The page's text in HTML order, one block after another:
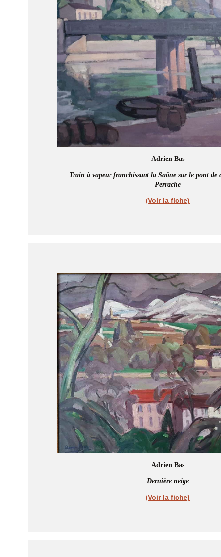
Adrien Bas
Train à vapeur franchissant la Saône sur le pont de
Perrache
(Voir la fiche)
Adrien Bas
Dernière neige
(Voir la fiche)